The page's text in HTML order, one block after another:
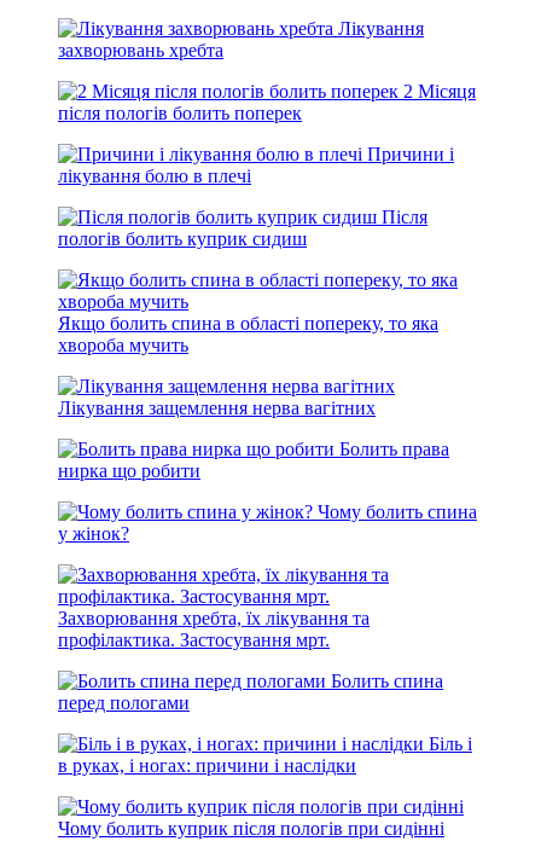
Лікування
захворювань хребта
2 Місяця
після пологів болить поперек
Причини і
лікування болю в плечі
Після
пологів болить куприк сидиш
Якщо болить спина в області попереку, то яка
хвороба мучить
Лікування защемлення нерва вагітних
Болить права
нирка що робити
Чому болить спина
у жінок?
Захворювання хребта, їх лікування та
профілактика. Застосування мрт.
Болить спина
перед пологами
Біль і
в руках, і ногах: причини і наслідки
Чому болить куприк після пологів при сидінні